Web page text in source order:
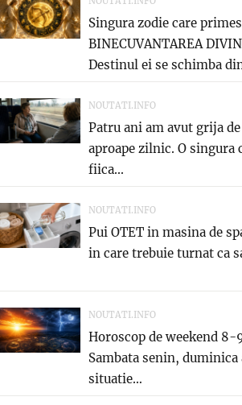
Singura zodie care
BINECUVANTAREA
Destinul ei se schimba
NOUTATI.INFO
Patru ani am avut grija
aproape zilnic. O singura
fiica...
NOUTATI.INFO
Pui OTET in masina de
in care trebuie turnat ca
NOUTATI.INFO
Horoscop de weekend 8-
Sambata senin,
situatie…